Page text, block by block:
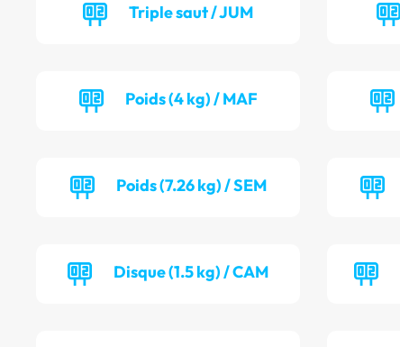
Triple saut / JUM
Poids (4 kg) / MAF
Poids (7.26 kg) / SEM
Disque (1.5 kg) / CAM